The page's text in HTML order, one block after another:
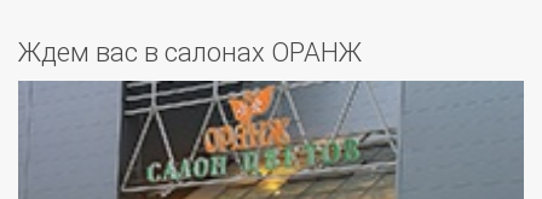
Ждем вас в салонах ОРАНЖ